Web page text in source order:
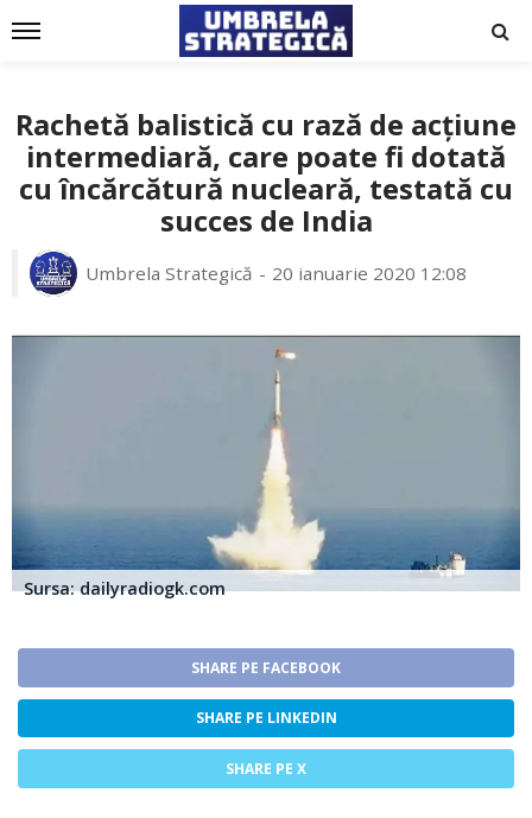
Rachetă balistică cu rază de acțiune
intermediară, care poate fi dotată
cu încărcătură nucleară, testată cu
succes de India
Umbrela Strategică 20 ianuarie 2020 12:08
Sursa: dailyradiogk.com
SHARE PE FACEBOOK
SHARE PE LINKEDIN
SHARE PE X